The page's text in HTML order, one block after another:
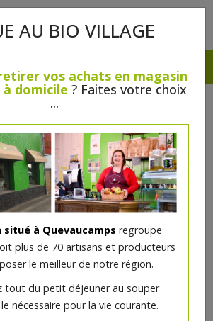
AU BIO VILLAGE
vos achats en magasin
domicile ? Faites votre choix
...
à Quevaucamps regroupe
plus de 70 artisans et producteurs
le meilleur de notre région.
tout du petit déjeuner au souper
nécessaire pour la vie courante.